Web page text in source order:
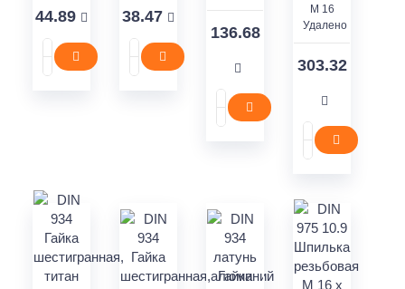
44.89 38.47
136.68
M 16
Удалено
303.32